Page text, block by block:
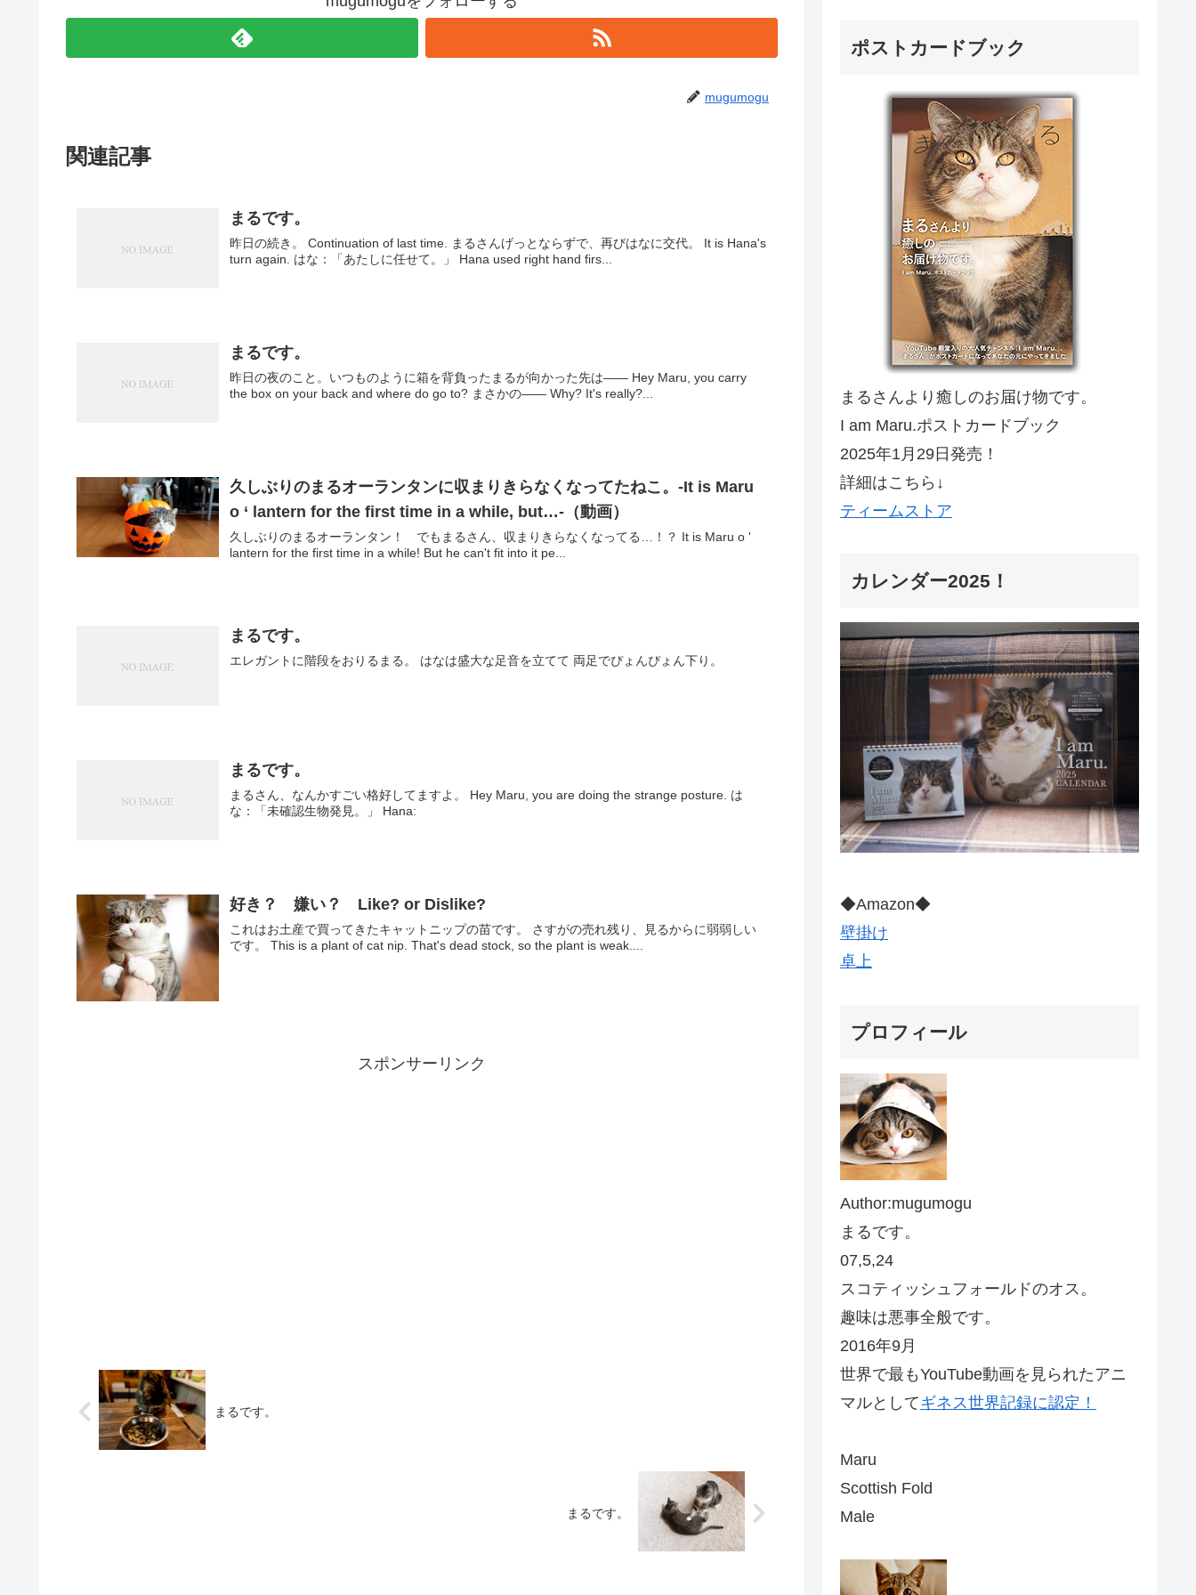
mugumogu
関連記事
まるです。
昨日の続き。 Continuation of last time. まるさんげっとならずで、再びはなに交代。 It is Hana's
turn again. はな：「あたしに任せて。」 Hana used right hand firs...
まるです。
昨日の夜のこと。いつものように箱を背負ったまるが向かった先は―― Hey Maru, you carry
the box on your back and where do go to? まさかの―― Why? It's really?...
久しぶりのまるオーランタンに収まりきらなくなってたねこ。-It is Maru
o ‘ lantern for the first time in a while, but…-（動画）
久しぶりのまるオーランタン！ でもまるさん、収まりきらなくなってる…！？ It is Maru o '
lantern for the first time in a while! But he can't fit into it pe...
まるです。
エレガントに階段をおりるまる。 はなは盛大な足音を立てて 両足でぴょんぴょん下り。
まるです。
まるさん、なんかすごい格好してますよ。 Hey Maru, you are doing the strange posture. は
な：「未確認生物発見。」 Hana:
好き？ 嫌い？ Like? or Dislike?
これはお土産で買ってきたキャットニップの苗です。 さすがの売れ残り、見るからに弱弱しい
です。 This is a plant of cat nip. That's dead stock, so the plant is weak....
スポンサーリンク
まるです。
まるです。
ポストカードブック
まるさんより癒しのお届け物です。
I am Maru.ポストカードブック
2025年1月29日発売！
詳細はこちら↓
ティームストア
カレンダー2025！
◆Amazon◆
壁掛け
卓上
プロフィール
Author:mugumogu
まるです。
07,5,24
スコティッシュフォールドのオス。
趣味は悪事全般です。
2016年9月
世界で最もYouTube動画を見られたアニ
マルとしてギネス世界記録に認定！
Maru
Scottish Fold
Male